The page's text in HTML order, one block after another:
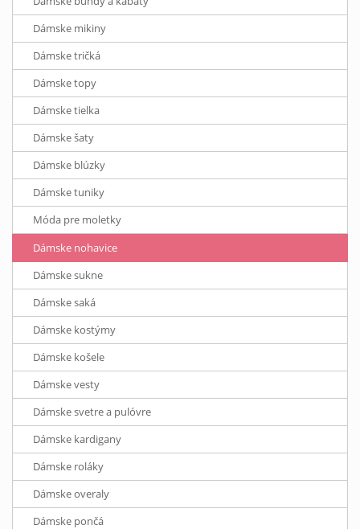
Dámske mikiny
Dámske tričká
Dámske topy
Dámske tielka
Dámske šaty
Dámske blúzky
Dámske tuniky
Móda pre moletky
Dámske nohavice
Dámske sukne
Dámske saká
Dámske kostýmy
Dámske košele
Dámske vesty
Dámske svetre a pulóvre
Dámske kardigany
Dámske roláky
Dámske overaly
Dámske pončá